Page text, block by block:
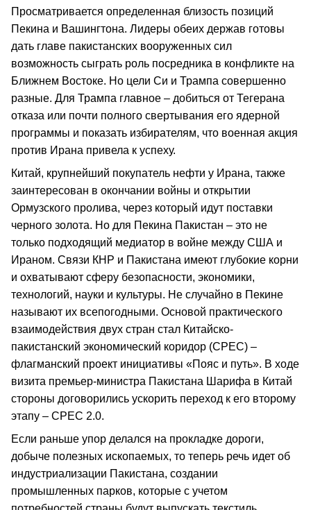
Просматривается определенная близость позиций
Пекина и Вашингтона. Лидеры обеих держав готовы
дать главе пакистанских вооруженных сил
возможность сыграть роль посредника в конфликте на
Ближнем Востоке. Но цели Си и Трампа совершенно
разные. Для Трампа главное – добиться от Тегерана
отказа или почти полного свертывания его ядерной
программы и показать избирателям, что военная акция
против Ирана привела к успеху.
Китай, крупнейший покупатель нефти у Ирана, также
заинтересован в окончании войны и открытии
Ормузского пролива, через который идут поставки
черного золота. Но для Пекина Пакистан – это не
только подходящий медиатор в войне между США и
Ираном. Связи КНР и Пакистана имеют глубокие корни
и охватывают сферу безопасности, экономики,
технологий, науки и культуры. Не случайно в Пекине
называют их всепогодными. Основой практического
взаимодействия двух стран стал Китайско-
пакистанский экономический коридор (CPEC) –
флагманский проект инициативы «Пояс и путь». В ходе
визита премьер-министра Пакистана Шарифа в Китай
стороны договорились ускорить переход к его второму
этапу – CPEC 2.0.
Если раньше упор делался на прокладке дороги,
добыче полезных ископаемых, то теперь речь идет об
индустриализации Пакистана, создании
промышленных парков, которые с учетом